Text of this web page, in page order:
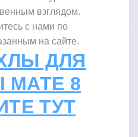
взглядом.
с нами по
на сайте.
ДЛЯ
MATE 8
ТУТ